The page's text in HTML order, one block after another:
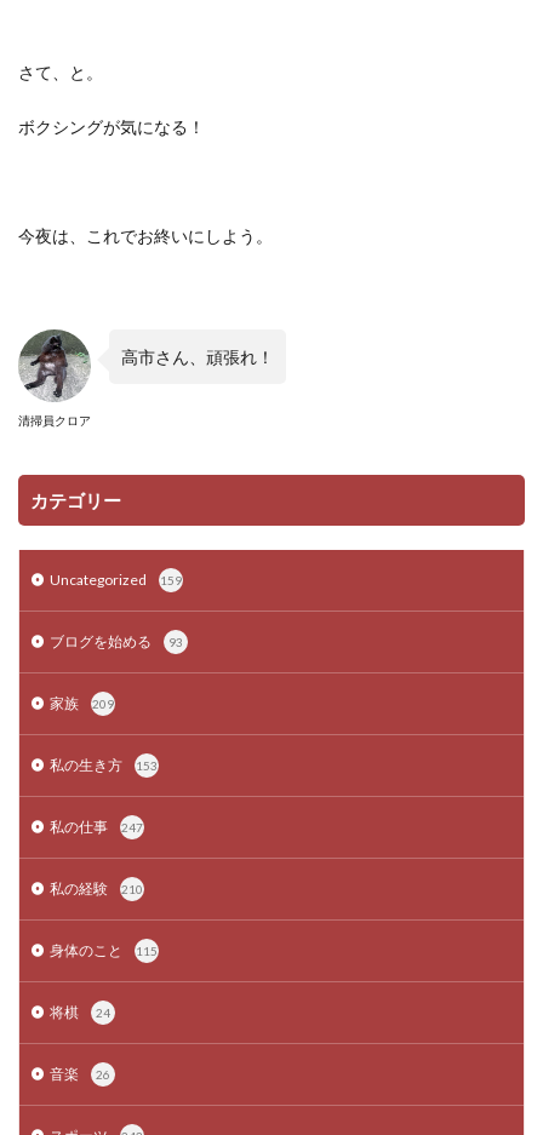
さて、と。
ボクシングが気になる！
今夜は、これでお終いにしよう。
清掃員クロア
高市さん、頑張れ！
カテゴリー
Uncategorized 159
ブログを始める 93
家族 209
私の生き方 153
私の仕事 247
私の経験 210
身体のこと 115
将棋 24
音楽 26